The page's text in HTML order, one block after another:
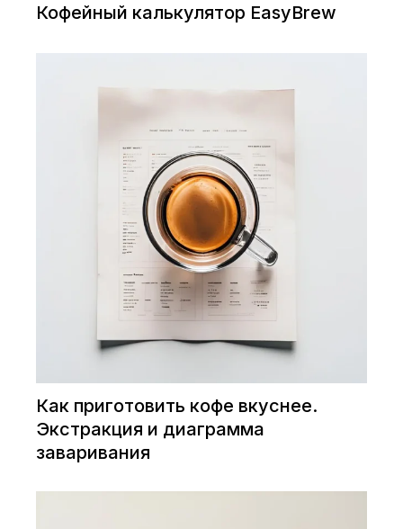
Кофейный калькулятор EasyBrew
Как приготовить кофе вкуснее.
Экстракция и диаграмма
заваривания